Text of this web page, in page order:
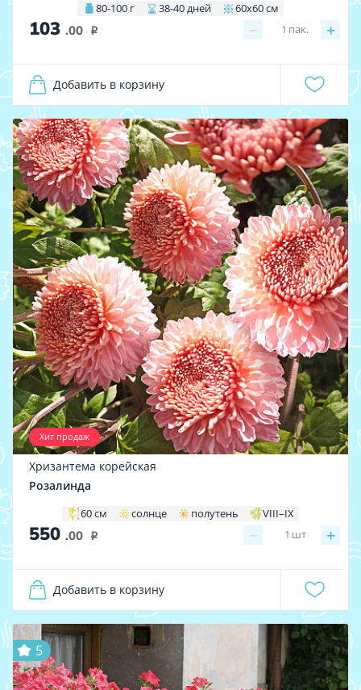
80-100 г 38-40 дней 60х60 см
103 .00 i − +
1 пак.
Добавить в корзину
Хит продаж
Хризантема корейская
Розалинда
60 см солнце полутень VIII–IX
550 .00 i − +
1 шт
Добавить в корзину
5